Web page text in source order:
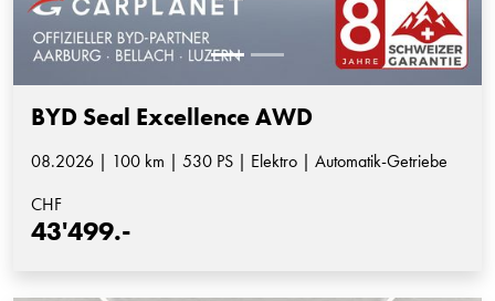
BYD Seal Excellence AWD
08.2026 | 100 km | 530 PS | Elektro | Automatik-Getriebe
CHF
43'499.-